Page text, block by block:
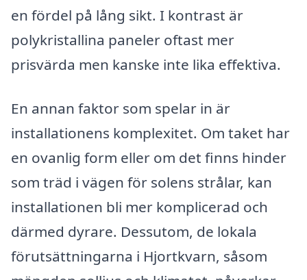
en fördel på lång sikt. I kontrast är
polykristallina paneler oftast mer
prisvärda men kanske inte lika effektiva.
En annan faktor som spelar in är
installationens komplexitet. Om taket har
en ovanlig form eller om det finns hinder
som träd i vägen för solens strålar, kan
installationen bli mer komplicerad och
därmed dyrare. Dessutom, de lokala
förutsättningarna i Hjortkvarn, såsom